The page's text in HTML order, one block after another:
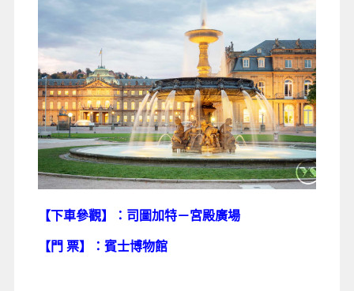
【下車參觀】：司圖加特－宮殿廣場
【門 票】：賓士博物館